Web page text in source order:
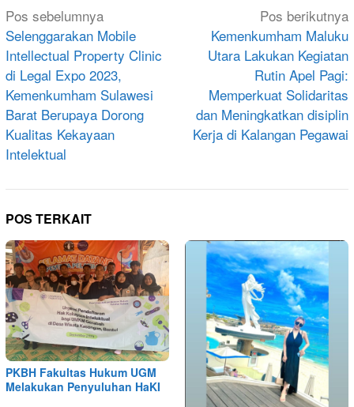
Navigasi
pos
Pos sebelumnya
Selenggarakan Mobile
Intellectual Property Clinic
di Legal Expo 2023,
Kemenkumham Sulawesi
Barat Berupaya Dorong
Kualitas Kekayaan
Intelektual
Pos berikutnya
Kemenkumham Maluku
Utara Lakukan Kegiatan
Rutin Apel Pagi:
Memperkuat Solidaritas
dan Meningkatkan disiplin
Kerja di Kalangan Pegawai
POS TERKAIT
PKBH Fakultas Hukum UGM
Melakukan Penyuluhan HaKI